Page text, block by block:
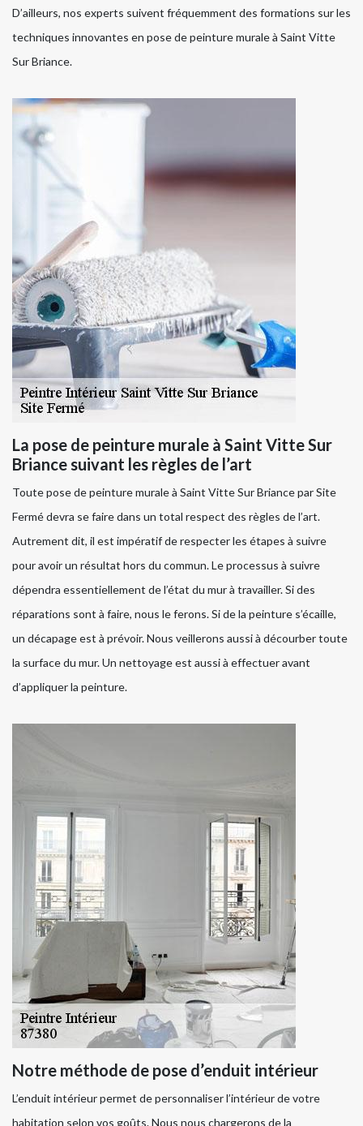
D’ailleurs, nos experts suivent fréquemment des formations sur les
techniques innovantes en pose de peinture murale à Saint Vitte
Sur Briance.
La pose de peinture murale à Saint Vitte Sur
Briance suivant les règles de l’art
Toute pose de peinture murale à Saint Vitte Sur Briance par Site
Fermé devra se faire dans un total respect des règles de l’art.
Autrement dit, il est impératif de respecter les étapes à suivre
pour avoir un résultat hors du commun. Le processus à suivre
dépendra essentiellement de l’état du mur à travailler. Si des
réparations sont à faire, nous le ferons. Si de la peinture s’écaille,
un décapage est à prévoir. Nous veillerons aussi à décourber toute
la surface du mur. Un nettoyage est aussi à effectuer avant
d’appliquer la peinture.
Notre méthode de pose d’enduit intérieur
L’enduit intérieur permet de personnaliser l’intérieur de votre
habitation selon vos goûts. Nous nous chargerons de la